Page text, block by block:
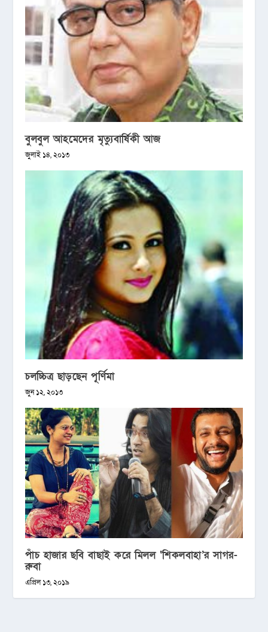
বুলবুল আহমেদের মৃত্যুবার্ষিকী আজ
জুলাই ১৪, ২০১৩
চলচ্চিত্র ছাড়ছেন পূর্ণিমা
জুন ১২, ২০১৩
পাঁচ হাজার ছবি বাছাই করে মিলল ‘শিকলবাহা’র সাগর-
রুবা
এপ্রিল ১৩, ২০১৯